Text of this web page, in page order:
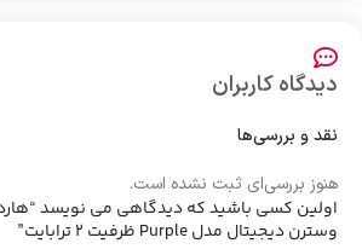
دیدگاه کاربران
نقد و بررسی‌ها
هنوز بررسی‌ای ثبت نشده است.
اولین کسی باشید که دیدگاهی می نویسد
وسترن دیجیتال مدل Purple ظرفیت 2 ترابایت”